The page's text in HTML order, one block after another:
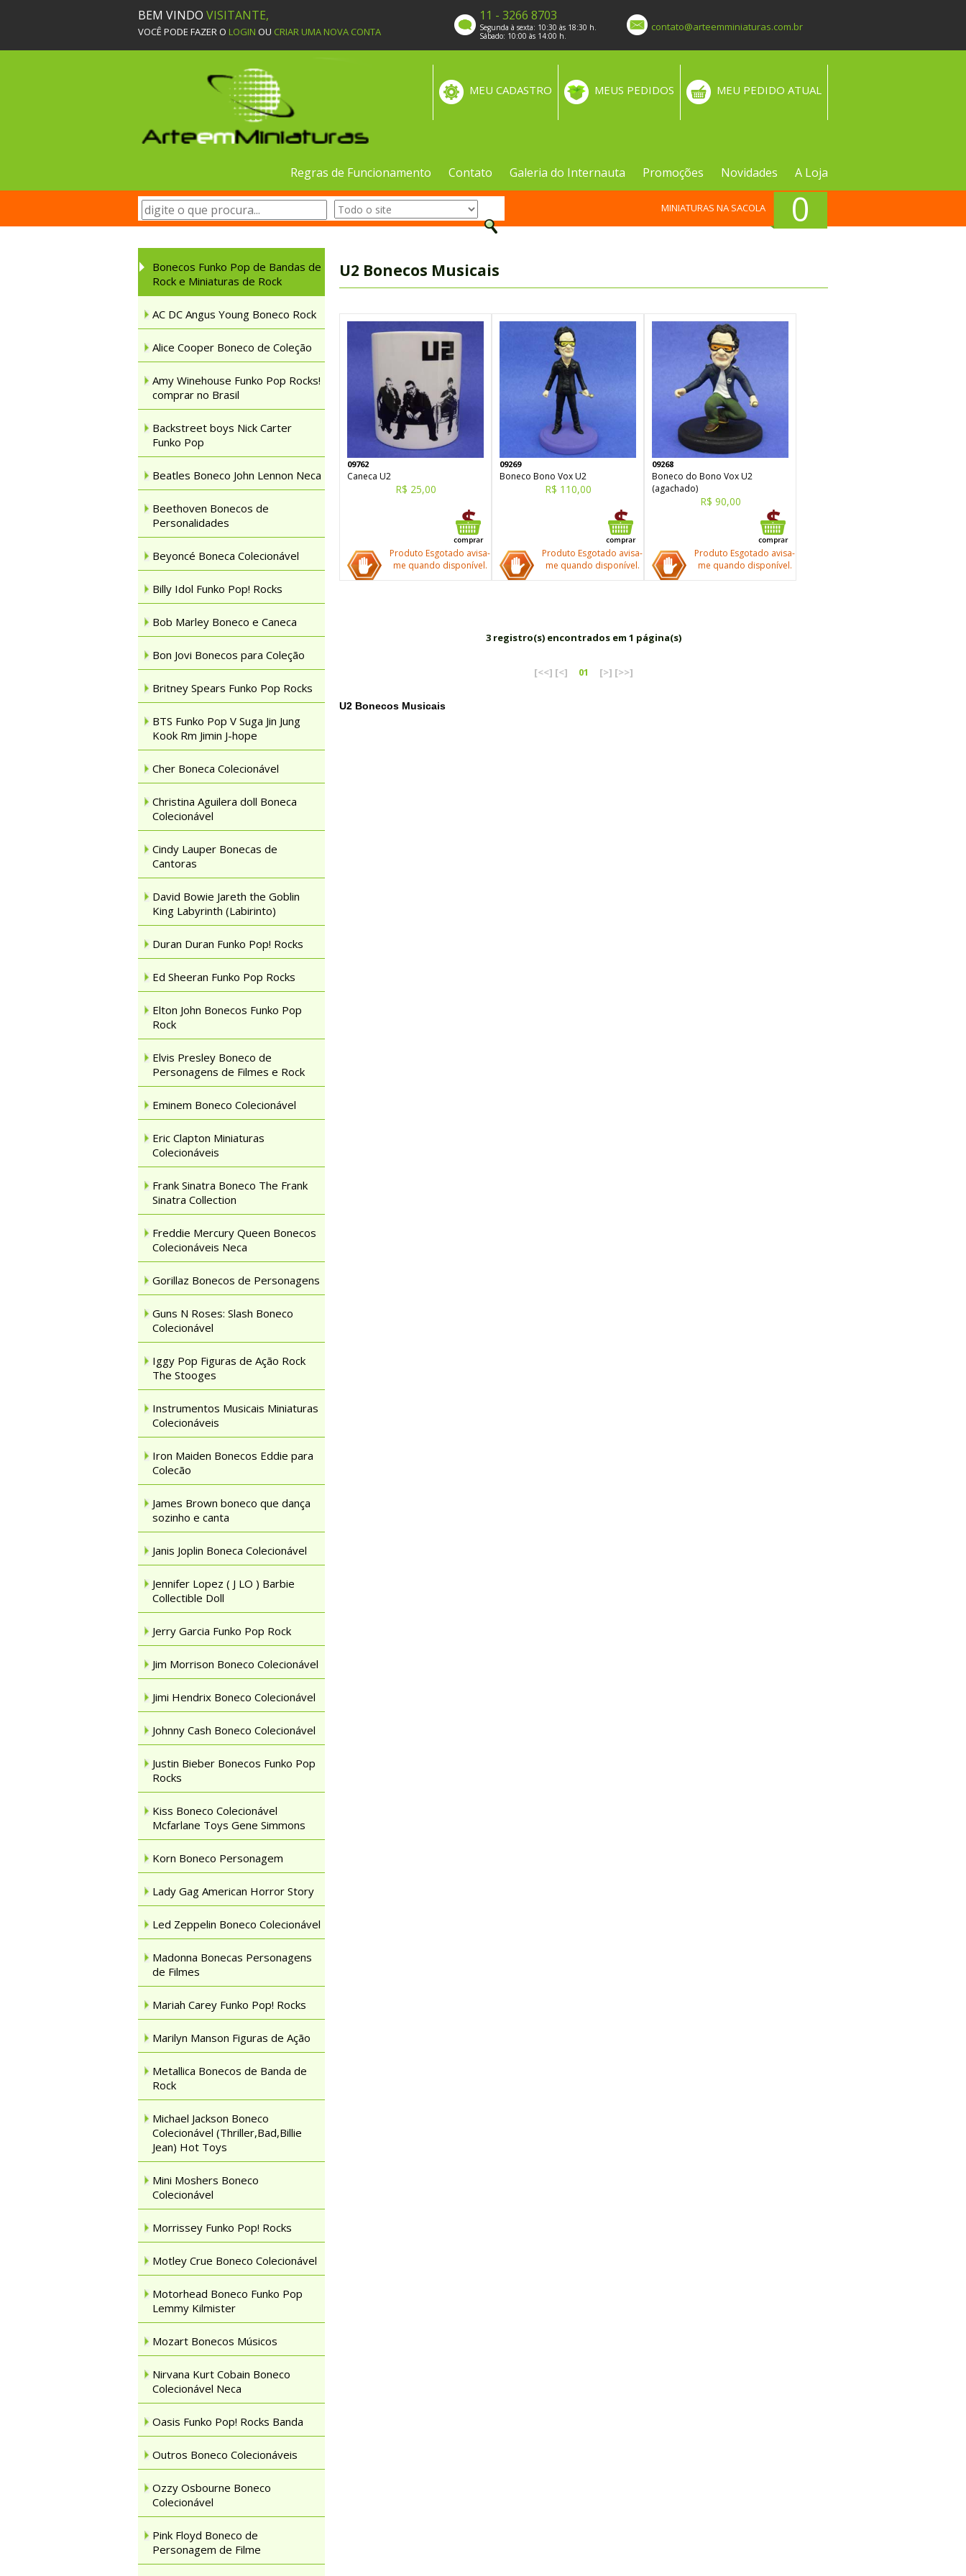
BEM VINDO VISITANTE,
VOCÊ PODE FAZER O LOGIN OU CRIAR UMA NOVA CONTA
11 - 3266 8703
Segunda à sexta: 10:30 às 18:30 h.
Sábado: 10:00 às 14:00 h.
contato@arteemminiaturas.com.br
MEU PEDIDO ATUAL
MEUS PEDIDOS
MEU CADASTRO
Regras de Funcionamento Contato Galeria do Internauta Promoções Novidades A Loja
0
MINIATURAS NA SACOLA
Bonecos Funko Pop de Bandas de
Rock e Miniaturas de Rock
AC DC Angus Young Boneco Rock
Alice Cooper Boneco de Coleção
Amy Winehouse Funko Pop Rocks!
comprar no Brasil
Backstreet boys Nick Carter
Funko Pop
Beatles Boneco John Lennon Neca
Beethoven Bonecos de
Personalidades
Beyoncé Boneca Colecionável
Billy Idol Funko Pop! Rocks
Bob Marley Boneco e Caneca
Bon Jovi Bonecos para Coleção
Britney Spears Funko Pop Rocks
BTS Funko Pop V Suga Jin Jung
Kook Rm Jimin J-hope
Cher Boneca Colecionável
Christina Aguilera doll Boneca
Colecionável
Cindy Lauper Bonecas de
Cantoras
David Bowie Jareth the Goblin
King Labyrinth (Labirinto)
Duran Duran Funko Pop! Rocks
Ed Sheeran Funko Pop Rocks
Elton John Bonecos Funko Pop
Rock
Elvis Presley Boneco de
Personagens de Filmes e Rock
Eminem Boneco Colecionável
Eric Clapton Miniaturas
Colecionáveis
Frank Sinatra Boneco The Frank
Sinatra Collection
Freddie Mercury Queen Bonecos
Colecionáveis Neca
Gorillaz Bonecos de Personagens
Guns N Roses: Slash Boneco
Colecionável
Iggy Pop Figuras de Ação Rock
The Stooges
Instrumentos Musicais Miniaturas
Colecionáveis
Iron Maiden Bonecos Eddie para
Colecão
James Brown boneco que dança
sozinho e canta
Janis Joplin Boneca Colecionável
Jennifer Lopez ( J LO ) Barbie
Collectible Doll
Jerry Garcia Funko Pop Rock
Jim Morrison Boneco Colecionável
Jimi Hendrix Boneco Colecionável
Johnny Cash Boneco Colecionável
Justin Bieber Bonecos Funko Pop
Rocks
Kiss Boneco Colecionável
Mcfarlane Toys Gene Simmons
Korn Boneco Personagem
Lady Gag American Horror Story
Led Zeppelin Boneco Colecionável
Madonna Bonecas Personagens
de Filmes
Mariah Carey Funko Pop! Rocks
Marilyn Manson Figuras de Ação
Metallica Bonecos de Banda de
Rock
Michael Jackson Boneco
Colecionável (Thriller,Bad,Billie
Jean) Hot Toys
Mini Moshers Boneco
Colecionável
Morrissey Funko Pop! Rocks
Motley Crue Boneco Colecionável
Motorhead Boneco Funko Pop
Lemmy Kilmister
Mozart Bonecos Músicos
Nirvana Kurt Cobain Boneco
Colecionável Neca
Oasis Funko Pop! Rocks Banda
Outros Boneco Colecionáveis
Ozzy Osbourne Boneco
Colecionável
Pink Floyd Boneco de
Personagem de Filme
U2 Bonecos Musicais
09762
Caneca U2
R$ 25,00
Produto Esgotado avisa-
me quando disponível.
09269
Boneco Bono Vox U2
R$ 110,00
Produto Esgotado avisa-
me quando disponível.
09268
Boneco do Bono Vox U2
(agachado)
R$ 90,00
Produto Esgotado avisa-
me quando disponível.
3 registro(s) encontrados em 1 página(s)
[<<] [<] 01 [>] [>>]
U2 Bonecos Musicais